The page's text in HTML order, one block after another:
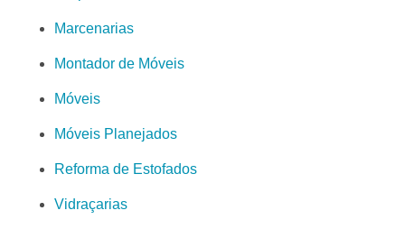
Marcenarias
Montador de Móveis
Móveis
Móveis Planejados
Reforma de Estofados
Vidraçarias